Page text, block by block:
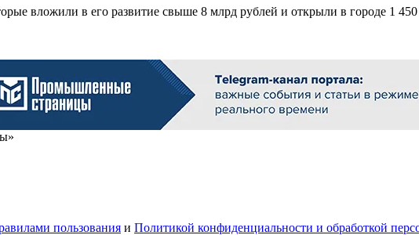
вложили в его развитие свыше 8 млрд рублей и открыли в городе 1 450
пользования и Политикой конфиденциальности и обработкой